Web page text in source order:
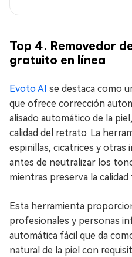
Top 4. Removedor
gratuito en línea
Evoto AI se destaca como
que ofrece corrección
alisado automático de la
calidad del retrato. La
espinillas, cicatrices y otras
antes de neutralizar los
mientras preserva la
Esta herramienta
profesionales y personas
automática fácil que da
natural de la piel con